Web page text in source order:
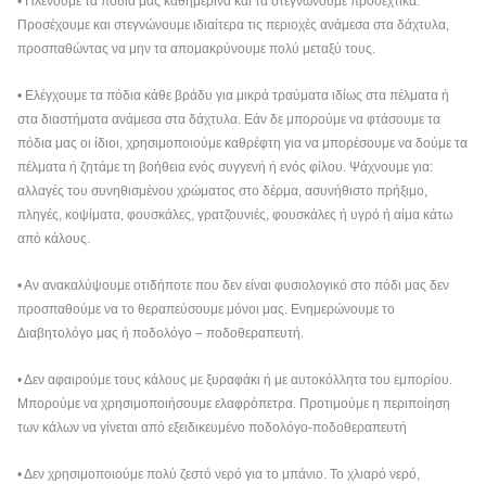
Προσέχουμε και στεγνώνουμε ιδιαίτερα τις περιοχές ανάμεσα στα δάχτυλα,
προσπαθώντας να μην τα απομακρύνουμε πολύ μεταξύ τους.
• Ελέγχουμε τα πόδια κάθε βράδυ για μικρά τραύματα ιδίως στα πέλματα ή
στα διαστήματα ανάμεσα στα δάχτυλα. Εάν δε μπορούμε να φτάσουμε τα
πόδια μας οι ίδιοι, χρησιμοποιούμε καθρέφτη για να μπορέσουμε να δούμε τα
πέλματα ή ζητάμε τη βοήθεια ενός συγγενή ή ενός φίλου. Ψάχνουμε για:
αλλαγές του συνηθισμένου χρώματος στο δέρμα, ασυνήθιστο πρήξιμο,
πληγές, κοψίματα, φουσκάλες, γρατζουνιές, φουσκάλες ή υγρό ή αίμα κάτω
από κάλους.
• Αν ανακαλύψουμε οτιδήποτε που δεν είναι φυσιολογικό στο πόδι μας δεν
προσπαθούμε να το θεραπεύσουμε μόνοι μας. Ενημερώνουμε το
Διαβητολόγο μας ή ποδολόγο – ποδοθεραπευτή.
• Δεν αφαιρούμε τους κάλους με ξυραφάκι ή με αυτοκόλλητα του εμπορίου.
Μπορούμε να χρησιμοποιήσουμε ελαφρόπετρα. Προτιμούμε η περιποίηση
των κάλων να γίνεται από εξειδικευμένο ποδολόγο-ποδοθεραπευτή
• Δεν χρησιμοποιούμε πολύ ζεστό νερό για το μπάνιο. Το χλιαρό νερό,